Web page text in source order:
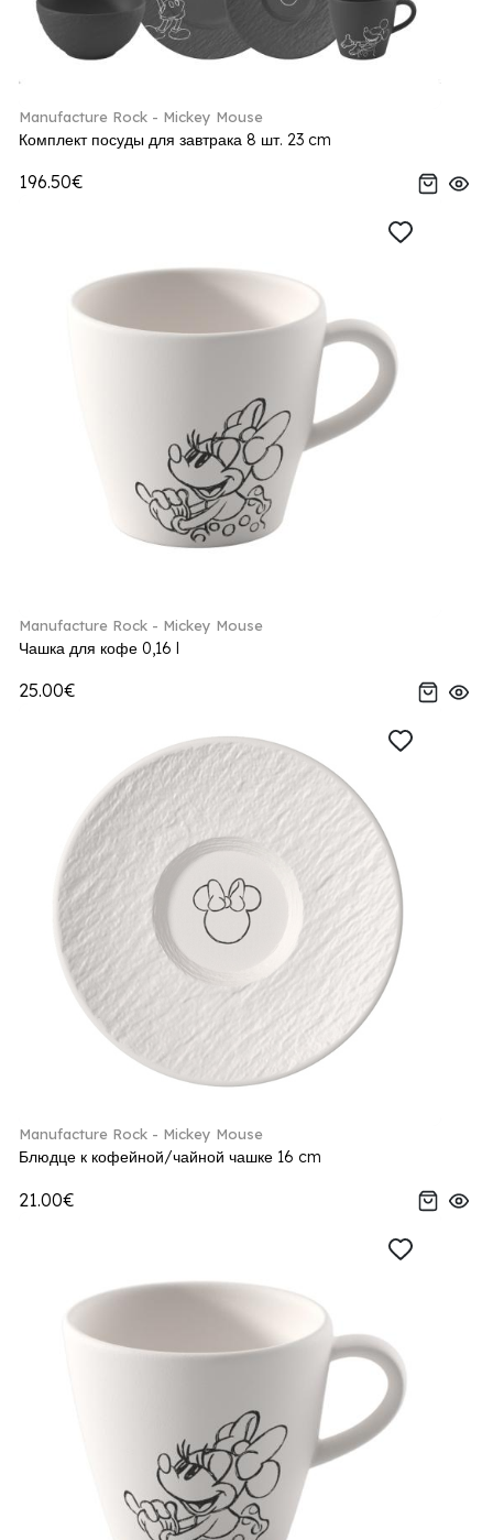
Manufacture Rock - Mickey Mouse
Комплект посуды для завтрака 8 шт. 23 cm
196.50€
Manufacture Rock - Mickey Mouse
Чашка для кофе 0,16 l
25.00€
Manufacture Rock - Mickey Mouse
Блюдце к кофейной/чайной чашке 16 cm
21.00€